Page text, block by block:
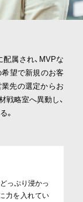
属され、MVPな
希望で新規のお客
先の選定からお
戦略室へ異動し、
。
っぷり浸かっ
力を入れてい